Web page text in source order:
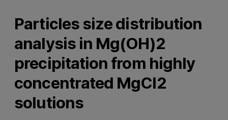
Particles size distribution
analysis in Mg(OH)2
precipitation from highly
concentrated MgCl2
solutions